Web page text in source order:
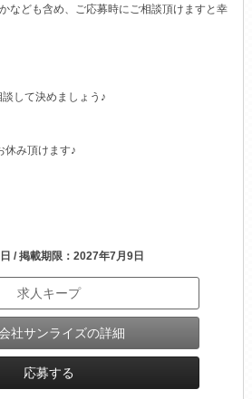
なども含め、ご応募時にご相談頂けますと幸
して決めましょう♪
休み頂けます♪
/ 掲載期限：2027年7月9日
求人キープ
社サンライズの詳細
応募する